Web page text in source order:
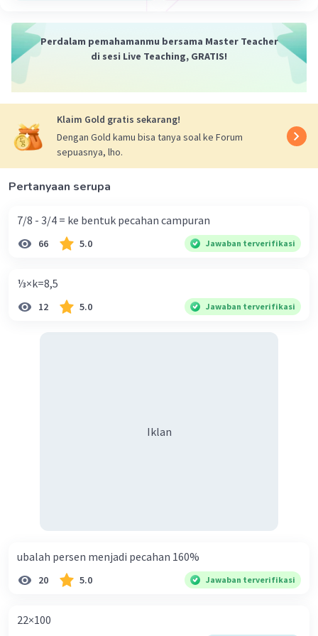
Iklan
Ghatfan G Level 41
Jawaban terverifikasi
900:700×500=
900:700=1, 28571428571
Beri Rating )
Vanny S
Perdalam pemahamanmu bersama Master Teacher
di sesi Live Teaching, GRATIS!
Klaim Gold gratis sekarang!
Dengan Gold kamu bisa tanya soal ke Forum
sepuasnya, lho.
Pertanyaan serupa
7/8 - 3/4 = ke bentuk pecahan campuran
66 5.0 Jawaban terverifikasi
⅓×k=8,5
12 5.0 Jawaban terverifikasi
Iklan
ubalah persen menjadi pecahan 160%
20 5.0 Jawaban terverifikasi
22×100